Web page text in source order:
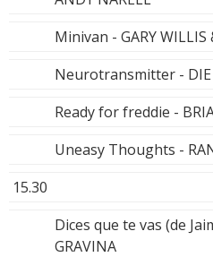
Minivan - GARY WILLIS
Neurotransmitter - DIE
Ready for freddie -
Uneasy Thoughts -
15.30
Dices que te vas (de
GRAVINA